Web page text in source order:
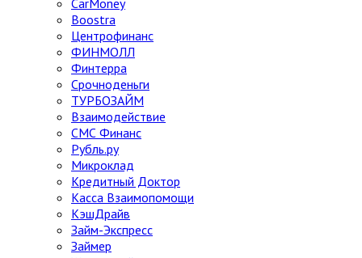
CarMoney
Boostra
Центрофинанс
ФИНМОЛЛ
Финтерра
Срочноденьги
ТУРБОЗАЙМ
Взаимодействие
СМС Финанс
Рубль.ру
Микроклад
Кредитный Доктор
Касса Взаимопомощи
КэшДрайв
Займ-Экспресс
Займер